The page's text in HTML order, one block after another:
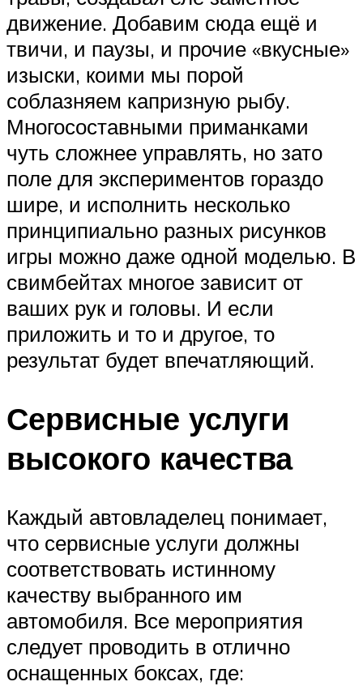
движение. Добавим сюда ещё и
твичи, и паузы, и прочие «вкусные»
изыски, коими мы порой
соблазняем капризную рыбу.
Многосоставными приманками
чуть сложнее управлять, но зато
поле для экспериментов гораздо
шире, и исполнить несколько
принципиально разных рисунков
игры можно даже одной моделью. В
свимбейтах многое зависит от
ваших рук и головы. И если
приложить и то и другое, то
результат будет впечатляющий.
Сервисные услуги
высокого качества
Каждый автовладелец понимает,
что сервисные услуги должны
соответствовать истинному
качеству выбранного им
автомобиля. Все мероприятия
следует проводить в отлично
оснащенных боксах, где: